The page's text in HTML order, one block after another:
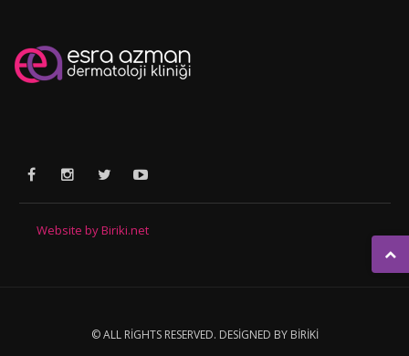
Website by Biriki.net
© ALL RIGHTS RESERVED. DESIGNED BY BIRIKI